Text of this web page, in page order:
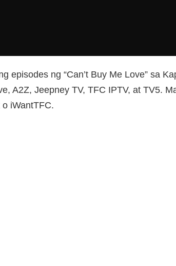
episodes ng “Can’t Buy Me Love” sa
A2Z, Jeepney TV, TFC IPTV, at TV5.
iWantTFC.